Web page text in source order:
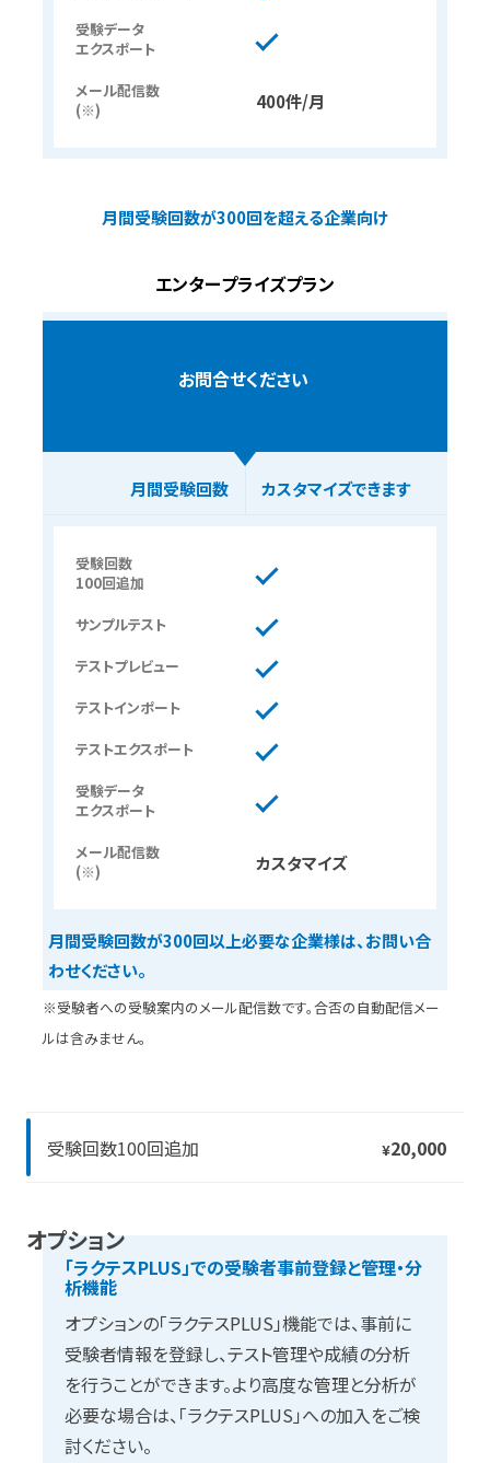
受験データ
エクスポート
メール配信数
(※)
400件/月
月間受験回数が300回を超える企業向け
エンタープライズプラン
お問合せください
月間受験回数 カスタマイズできます
受験回数
100回追加
サンプルテスト
テストプレビュー
テストインポート
テストエクスポート
受験データ
エクスポート
メール配信数
(※)
カスタマイズ
月間受験回数が300回以上必要な企業様は、お問い合
わせください。
※受験者への受験案内のメール配信数です。合否の自動配信メー
ルは含みません。
受験回数100回追加 ¥20,000
オプション
「ラクテスPLUS」での受験者事前登録と管理・分
析機能
オプションの「ラクテスPLUS」機能では、事前に
受験者情報を登録し、テスト管理や成績の分析
を行うことができます。より高度な管理と分析が
必要な場合は、「ラクテスPLUS」への加入をご検
討ください。